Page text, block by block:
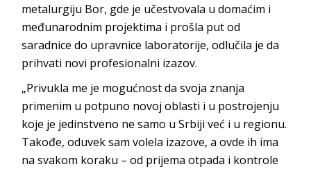
metalurgiju Bor, gde je učestvovala u domaćim i
međunarodnim projektima i prošla put od
saradnice do upravnice laboratorije, odlučila je da
prihvati novi profesionalni izazov.
„Privukla me je mogućnost da svoja znanja
primenim u potpuno novoj oblasti i u postrojenju
koje je jedinstveno ne samo u Srbiji već i u regionu.
Takođe, oduvek sam volela izazove, a ovde ih ima
na svakom koraku – od prijema otpada i kontrole